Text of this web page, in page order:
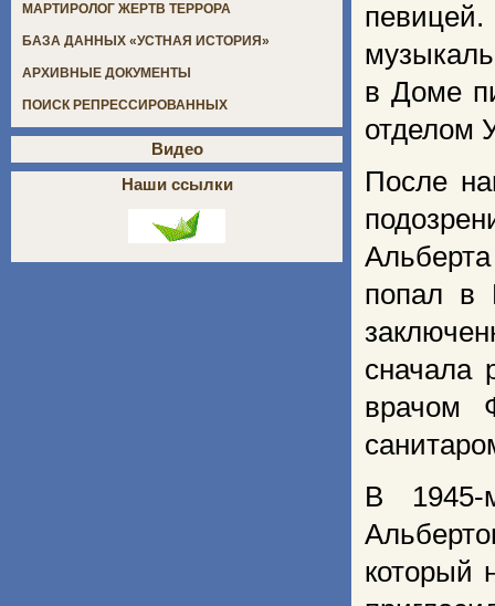
в Доме
отделом
После
попал в
сначала
врачом
В
который
МАРТИРОЛОГ ЖЕРТВ ТЕРРОРА
БАЗА ДАННЫХ «УСТНАЯ ИСТОРИЯ»
АРХИВНЫЕ ДОКУМЕНТЫ
ПОИСК РЕПРЕССИРОВАННЫХ
Видео
Наши ссылки